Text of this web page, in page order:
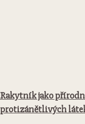
Rakytník jako
protizánětlivých